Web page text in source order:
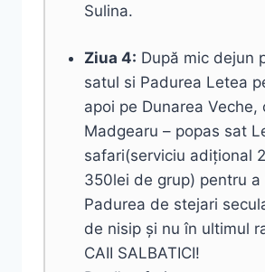
Sulina.
Ziua 4: După mic dejun
satul si Padurea Letea
apoi pe Dunarea Veche,
Madgearu – popas sat
safari(serviciu adițional
350lei de grup) pentru a
Padurea de stejari
de nisip și nu în ultimul
CAII SALBATICI!